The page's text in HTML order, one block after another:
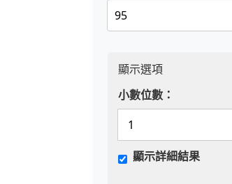
顯示選項
小數位數：
顯示詳細結果